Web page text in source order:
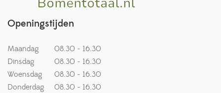
Openingstijden
Maandag
08.30 - 16.30
Dinsdag
08.30 - 16.30
Woensdag
08.30 - 16.30
Donderdag
08.30 - 16.30